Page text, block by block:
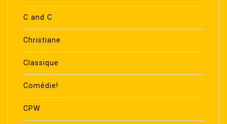
C and C
Christiane
Classique
Comédie!
CPW